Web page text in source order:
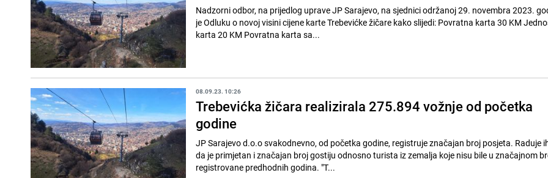
Nadzorni odbor, na prijedlog uprave JP Sarajevo, na sjednici održanoj 29. novembra 2023.
je Odluku o novoj visini cijene karte Trebevićke žičare kako slijedi: Povratna karta 30 KM Jednosmjerna
karta 20 KM Povratna karta sa...
08.09.23. 10:26
Trebevićka žičara realizirala 275.894 vožnje od početka
godine
JP Sarajevo d.o.o svakodnevno, od početka godine, registruje značajan broj posjeta. Raduje
da je primjetan i značajan broj gostiju odnosno turista iz zemalja koje nisu bile u značajnom
registrovane predhodnih godina. "T...